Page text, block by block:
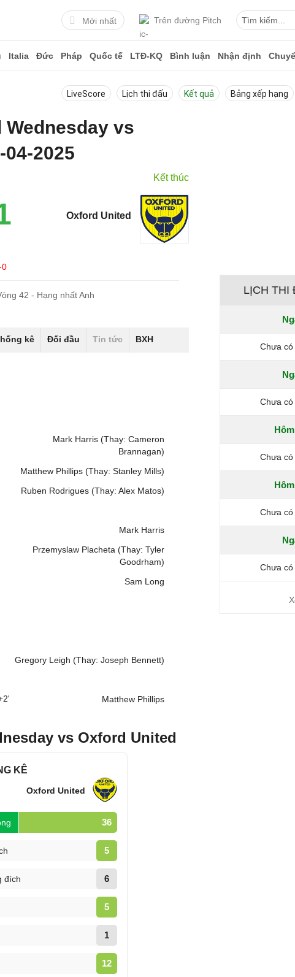
Mới nhất Trên đường Pitch
Italia Đức Pháp Quốc tế LTĐ-KQ Bình luận Nhận định
LiveScore Lịch thi đấu Kết quả Bảng xếp hạng
vs
2025
Kết thúc
Oxford United
0
42 - Hạng nhất Anh
kê Đối đầu Tin tức BXH
Mark Harris (Thay: Cameron
Brannagan)
Matthew Phillips (Thay: Stanley Mills)
Ruben Rodrigues (Thay: Alex Matos)
Mark Harris
Przemyslaw Placheta (Thay: Tyler
Goodrham)
Sam Long
Gregory Leigh (Thay: Joseph Bennett)
Matthew Phillips
vs Oxford United
KÊ
Oxford United
36
5
đích 6
5
1
12
LỊCH THI
Chưa
Chưa
Chưa
Chưa
Chưa